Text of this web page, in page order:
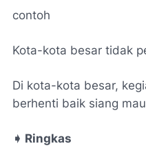
contoh
Kota-kota besar tidak
Di kota-kota besar,
berhenti baik siang
➧ Ringkas